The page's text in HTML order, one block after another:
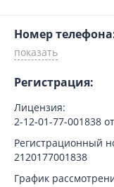
Номер
Регистрация:
Лицензия:
2-12-01-77-001838
Регистрационный
2120177001838
График